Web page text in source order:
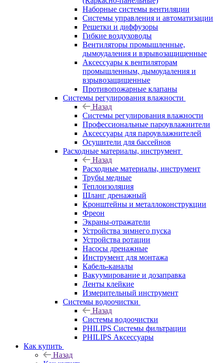
Наборные системы вентиляции
Системы управления и автоматизации
Решетки и диффузоры
Гибкие воздуховоды
Вентиляторы промышленные,
дымоудаления и взрывозащищенные
Аксессуары к вентиляторам
промышленным, дымоудаления и
взрывозащищенные
Противопожарные клапаны
Системы регулирования влажности
Назад
Системы регулирования влажности
Профессиональные пароувлажнители
Аксессуары для пароувлажнителей
Осушители для бассейнов
Расходные материалы, инструмент
Назад
Расходные материалы, инструмент
Трубы медные
Теплоизоляция
Шланг дренажный
Кронштейны и металлоконструкции
Фреон
Экраны-отражатели
Устройства зимнего пуска
Устройства ротации
Насосы дренажные
Инструмент для монтажа
Кабель-каналы
Вакуумирование и дозаправка
Ленты клейкие
Измерительный инструмент
Системы водоочистки
Назад
Системы водоочистки
PHILIPS Системы фильтрации
PHILIPS Аксессуары
Как купить
Назад